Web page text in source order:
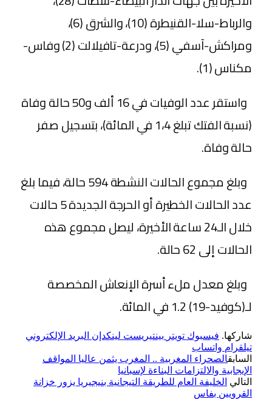
والرباط-سلا-القنيطرة (10)، والشرق (6)،
ومراكش-آسفي (5)، ودرعة-تافيلالت (2) وفاس-
مكناس (1).
واستقر عدد الوفيات في 16 ألف و50 حالة وفاة
(نسبة الفتك تبلغ 1،4 في المائة)، بتسجيل صفر
حالة وفاة.
وبلغ مجموع الحالات النشطة 594 حالة، فيما بلغ
عدد الحالات الخطيرة أو الحرجة الجديدة 5 حالات
خلال الـ24 ساعة الأخيرة، ليصل مجموع هذه
الحالات إلى 62 حالة.
وبلغ معدل ملء أسرة الإنعاش المخصصة
لـ(كوفيد-19) 1.2 في المائة.
شاركها. فيسبوك تويتر بينتيريست لينكدإن البريد الإلكتروني
تيلقرام واتساب
السابقالصحراء المغربية .. المغرب يثمن عاليا المواقف
الإيجابية والالتزامات البناءة لإسبانيا
التالي الخليفة العام للطريقة التيجانية بنيجيريا يزور خزانة
القرويين بفاس